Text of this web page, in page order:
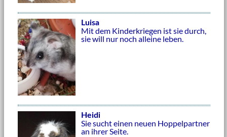
Luisa
Mit dem Kinderkriegen ist sie durch,
sie will nur noch alleine leben.
Heidi
Sie sucht einen neuen Hoppelpartner
an ihrer Seite.